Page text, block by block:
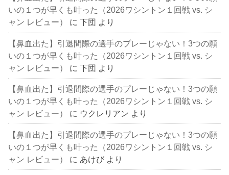
いの１つが早くも叶った（2026ワシントン１回戦 vs. シ
ャン レビュー）
に下団 より
【鼻血出た】引退間際の選手のプレーじゃない！3つの願
いの１つが早くも叶った（2026ワシントン１回戦 vs. シ
ャン レビュー）
に下団 より
【鼻血出た】引退間際の選手のプレーじゃない！3つの願
いの１つが早くも叶った（2026ワシントン１回戦 vs. シ
ャン レビュー）
に ウクレリアン より
【鼻血出た】引退間際の選手のプレーじゃない！3つの願
いの１つが早くも叶った（2026ワシントン１回戦 vs. シ
ャン レビュー）
に あけび より